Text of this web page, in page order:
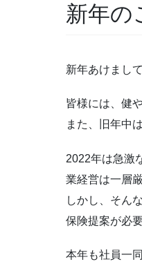
新年の
新年あけまし
皆様には、健
また、旧年中
2022年は急激
業経営は一層
しかし、そん
保険提案が必
本年も社員一